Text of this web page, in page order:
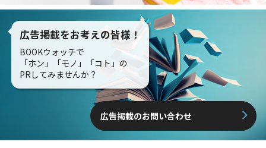
広告掲載をお考えの皆様！
BOOKウォッチで
「ホン」「モノ」「コト」の
PRしてみませんか？
広告掲載のお問い合わせ